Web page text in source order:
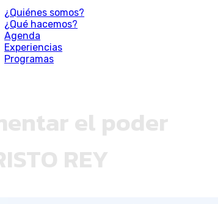
¿Quiénes somos?
¿Qué hacemos?
Agenda
Experiencias
Programas
el poder
REY